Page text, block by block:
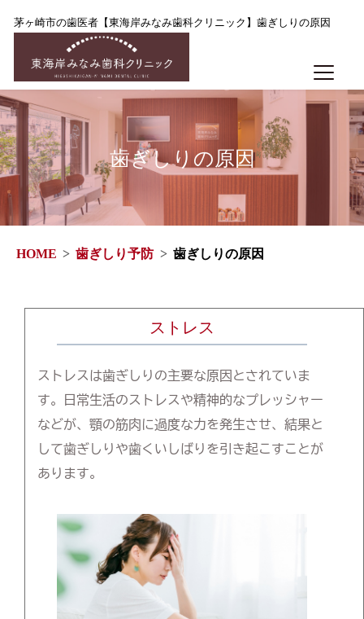
茅ヶ崎市の歯医者【東海岸みなみ歯科クリニック】歯ぎしりの原因
歯ぎしりの原因
HOME 歯ぎしり予防 歯ぎしりの原因
ストレス
ストレスは歯ぎしりの主要な原因とされていま
す。日常生活のストレスや精神的なプレッシャー
などが、顎の筋肉に過度な力を発生させ、結果と
して歯ぎしりや歯くいしばりを引き起こすことが
あります。